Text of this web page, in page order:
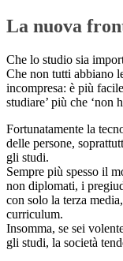
La nuova
Che lo studio sia
Che non tutti abbiano
incompresa: è più
studiare’ più che ‘non
Fortunatamente la
delle persone,
gli studi.
Sempre più spesso il
non diplomati, i
con solo la terza
curriculum.
Insomma, se sei
gli studi, la società